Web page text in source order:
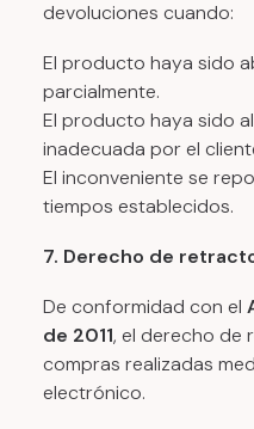
devoluciones cuando:
El producto haya sido
parcialmente.
El producto haya sido
inadecuada por el
El inconveniente se
tiempos establecidos.
7. Derecho de
De conformidad con el
de 2011, el derecho de
compras realizadas
electrónico.